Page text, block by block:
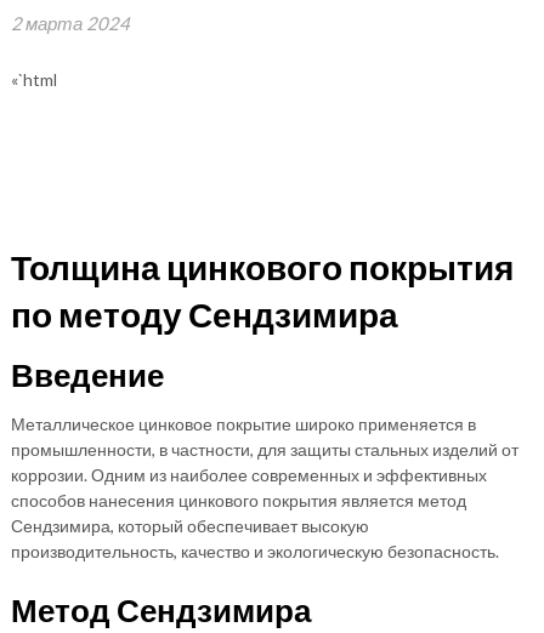
2 марта 2024
«`html
Толщина цинкового покрытия
по методу Сендзимира
Введение
Металлическое цинковое покрытие широко применяется в
промышленности, в частности, для защиты стальных изделий от
коррозии. Одним из наиболее современных и эффективных
способов нанесения цинкового покрытия является метод
Сендзимира, который обеспечивает высокую
производительность, качество и экологическую безопасность.
Метод Сендзимира